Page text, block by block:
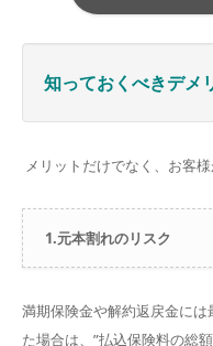
知っておくべきデメ
メリットだけでなく、お客
1.元本割れのリスク
満期保険金や解約返戻金に
た場合は、”払込保険料の総